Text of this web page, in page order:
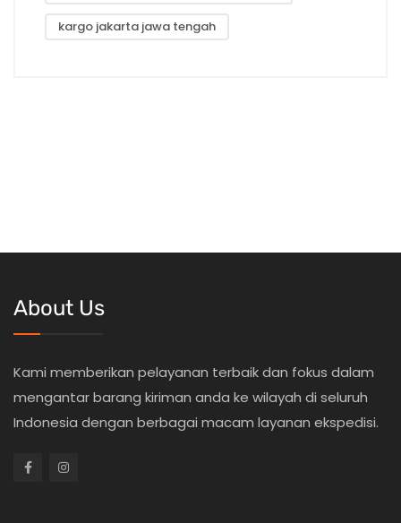
kargo jakarta jawa tengah
About Us
Kami memberikan pelayanan terbaik dan fokus dalam
mengantar barang kiriman anda ke wilayah di seluruh
Indonesia dengan berbagai macam layanan ekspedisi.